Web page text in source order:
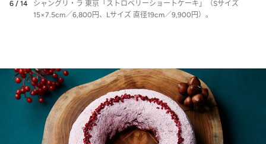
6 / 14
シャングリ・ラ 東京「ストロベリーショートケーキ」（Sサイズ
15×7.5cm／6,800円、Lサイズ 直径19cm／9,900円）。